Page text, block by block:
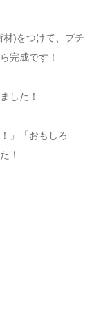
)をつけて、プチ
完成です！
した！
」「おもしろ
！